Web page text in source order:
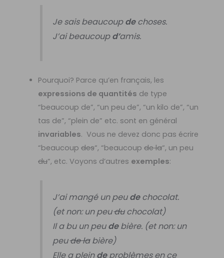
Je sais beaucoupdechoses.
J’ai beaucoupd’amis.
Pourquoi? Parce qu’en français, les
expressions de quantités de type
“beaucoup de”, “un peu de”, “un kilo de”, “un
tas de”, “plein de” etc. sont en général
invariables. Vous ne devez donc pas écrire
“beaucoup des“, “beaucoup de la“, un peu
du“, etc. Voyons d’autres exemples:
J’ai mangé un peudechocolat.
(et non: un peuduchocolat)
Il a bu un peudebière. (et non: un
peude labière)
Elle a pleindeproblèmes en ce